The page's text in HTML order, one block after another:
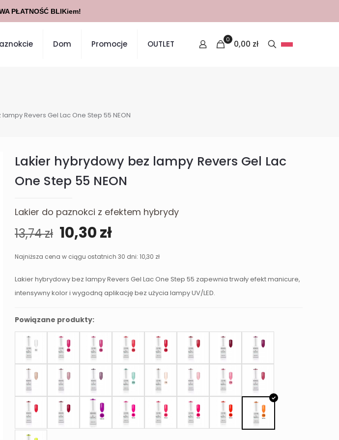
Dom Promocje OUTLET 0 0,00 zł
Revers Gel Lac One Step 55 NEON
Lakier hybrydowy bez lampy Revers Gel Lac
One Step 55 NEON
Lakier do paznokci z efektem hybrydy
13,74zł Pierwotna
wynosiła:
13,74 zł.
10,30złAktualna
wynosi:
10,30 zł.
Najniższa cena w ciągu ostatnich 30 dni: 10,30 zł
Lakier hybrydowy bez lampy Revers Gel Lac One Step 55 zapewnia trwały efekt manicure,
intensywny kolor i wygodną aplikację bez użycia lampy UV/LED.
Powiązane produkty:
GODZINY 14:00 WYŚLEMY TEGO SAMEGO DNIA!